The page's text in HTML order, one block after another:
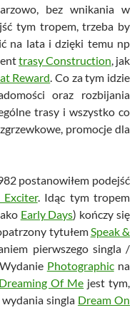
bez wnikania w
tym tropem, trzeba by
na lata i dzięki temu np
trasy Construction, jak
Reward. Co za tym idzie
oraz rozbijania
trasy i wszystko co
promocje dla
postanowiłem podejść
. Idąc tym tropem
Early Days) kończy się
tytułemSpeak &
pierwszego singla /
Photographicna
Dreaming Of Me jest tym,
wydania singla Dream On